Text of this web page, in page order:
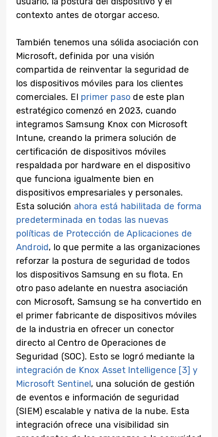
contexto antes de otorgar acceso.
También tenemos una sólida asociación con
Microsoft, definida por una visión
compartida de reinventar la seguridad de
los dispositivos móviles para los clientes
comerciales. El primer paso de este plan
estratégico comenzó en 2023, cuando
integramos Samsung Knox con Microsoft
Intune, creando la primera solución de
certificación de dispositivos móviles
respaldada por hardware en el dispositivo
que funciona igualmente bien en
dispositivos empresariales y personales.
Esta solución ahora está habilitada de forma
predeterminada en todas las nuevas
políticas de Protección de Aplicaciones de
Android, lo que permite a las organizaciones
reforzar la postura de seguridad de todos
los dispositivos Samsung en su flota. En
otro paso adelante en nuestra asociación
con Microsoft, Samsung se ha convertido en
el primer fabricante de dispositivos móviles
de la industria en ofrecer un conector
directo al Centro de Operaciones de
Seguridad (SOC). Esto se logró mediante la
integración de Knox Asset Intelligence [3] y
Microsoft Sentinel, una solución de gestión
de eventos e información de seguridad
(SIEM) escalable y nativa de la nube. Esta
integración ofrece una visibilidad sin